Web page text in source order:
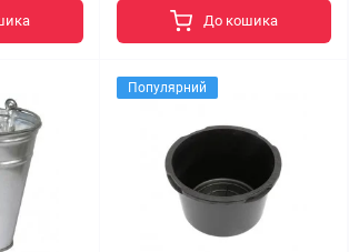
До кошика
Популярний